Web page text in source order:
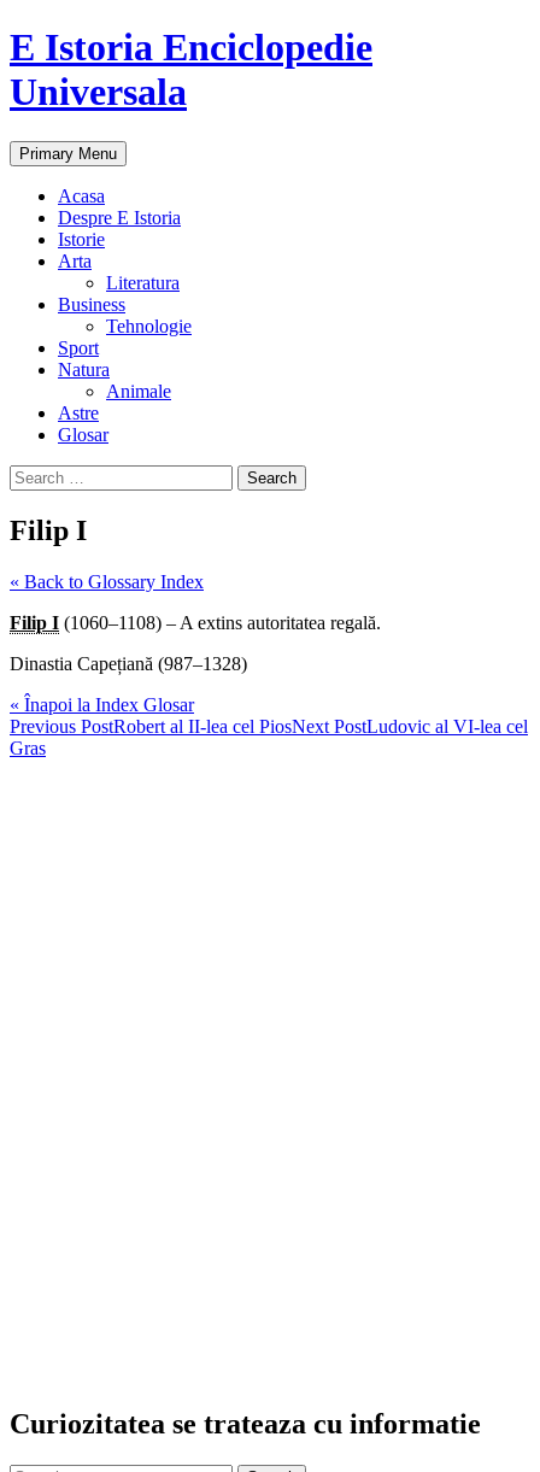
E Istoria Enciclopedie
Universala
Search
Primary Menu Skip
to
Acasa
Despre E Istoria
Istorie
Arta
Literatura
Business
Tehnologie
Sport
Natura
Animale
Astre
Glosar
Search
for:
Filip I
« Back to Glossary Index
Filip I (1060–1108) – A extins autoritatea regală.
Dinastia Capețiană (987–1328)
« Înapoi la Index Glosar
Post
navigation
Previous PostRobert al II-lea cel PiosNext PostLudovic al VI-lea cel
Gras
Curiozitatea se trateaza cu informatie